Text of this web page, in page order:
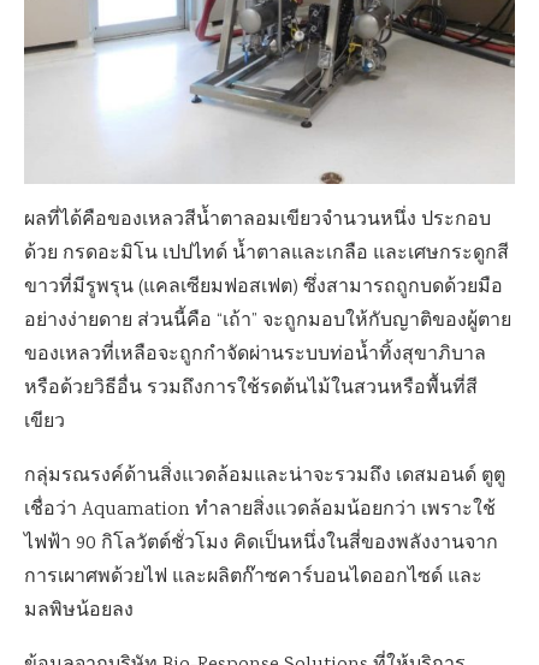
ผลที่ได้คือของเหลวสีน้ำตาลอมเขียวจำนวนหนึ่ง ประกอบ
ด้วย กรดอะมิโน เปปไทด์ น้ำตาลและเกลือ และเศษกระดูกสี
ขาวที่มีรูพรุน (แคลเซียมฟอสเฟต) ซึ่งสามารถถูกบดด้วยมือ
อย่างง่ายดาย ส่วนนี้คือ “เถ้า” จะถูกมอบให้กับญาติของผู้ตาย
ของเหลวที่เหลือจะถูกกำจัดผ่านระบบท่อน้ำทิ้งสุขาภิบาล
หรือด้วยวิธีอื่น รวมถึงการใช้รดต้นไม้ในสวนหรือพื้นที่สี
เขียว
กลุ่มรณรงค์ด้านสิ่งแวดล้อมและน่าจะรวมถึง เดสมอนด์ ตูตู
เชื่อว่า Aquamation ทำลายสิ่งแวดล้อมน้อยกว่า เพราะใช้
ไฟฟ้า 90 กิโลวัตต์ชั่วโมง คิดเป็นหนึ่งในสี่ของพลังงานจาก
การเผาศพด้วยไฟ และผลิตก๊าซคาร์บอนไดออกไซด์ และ
มลพิษน้อยลง